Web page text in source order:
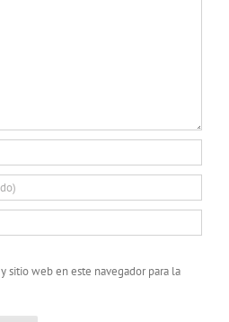
sitio web en este navegador para la